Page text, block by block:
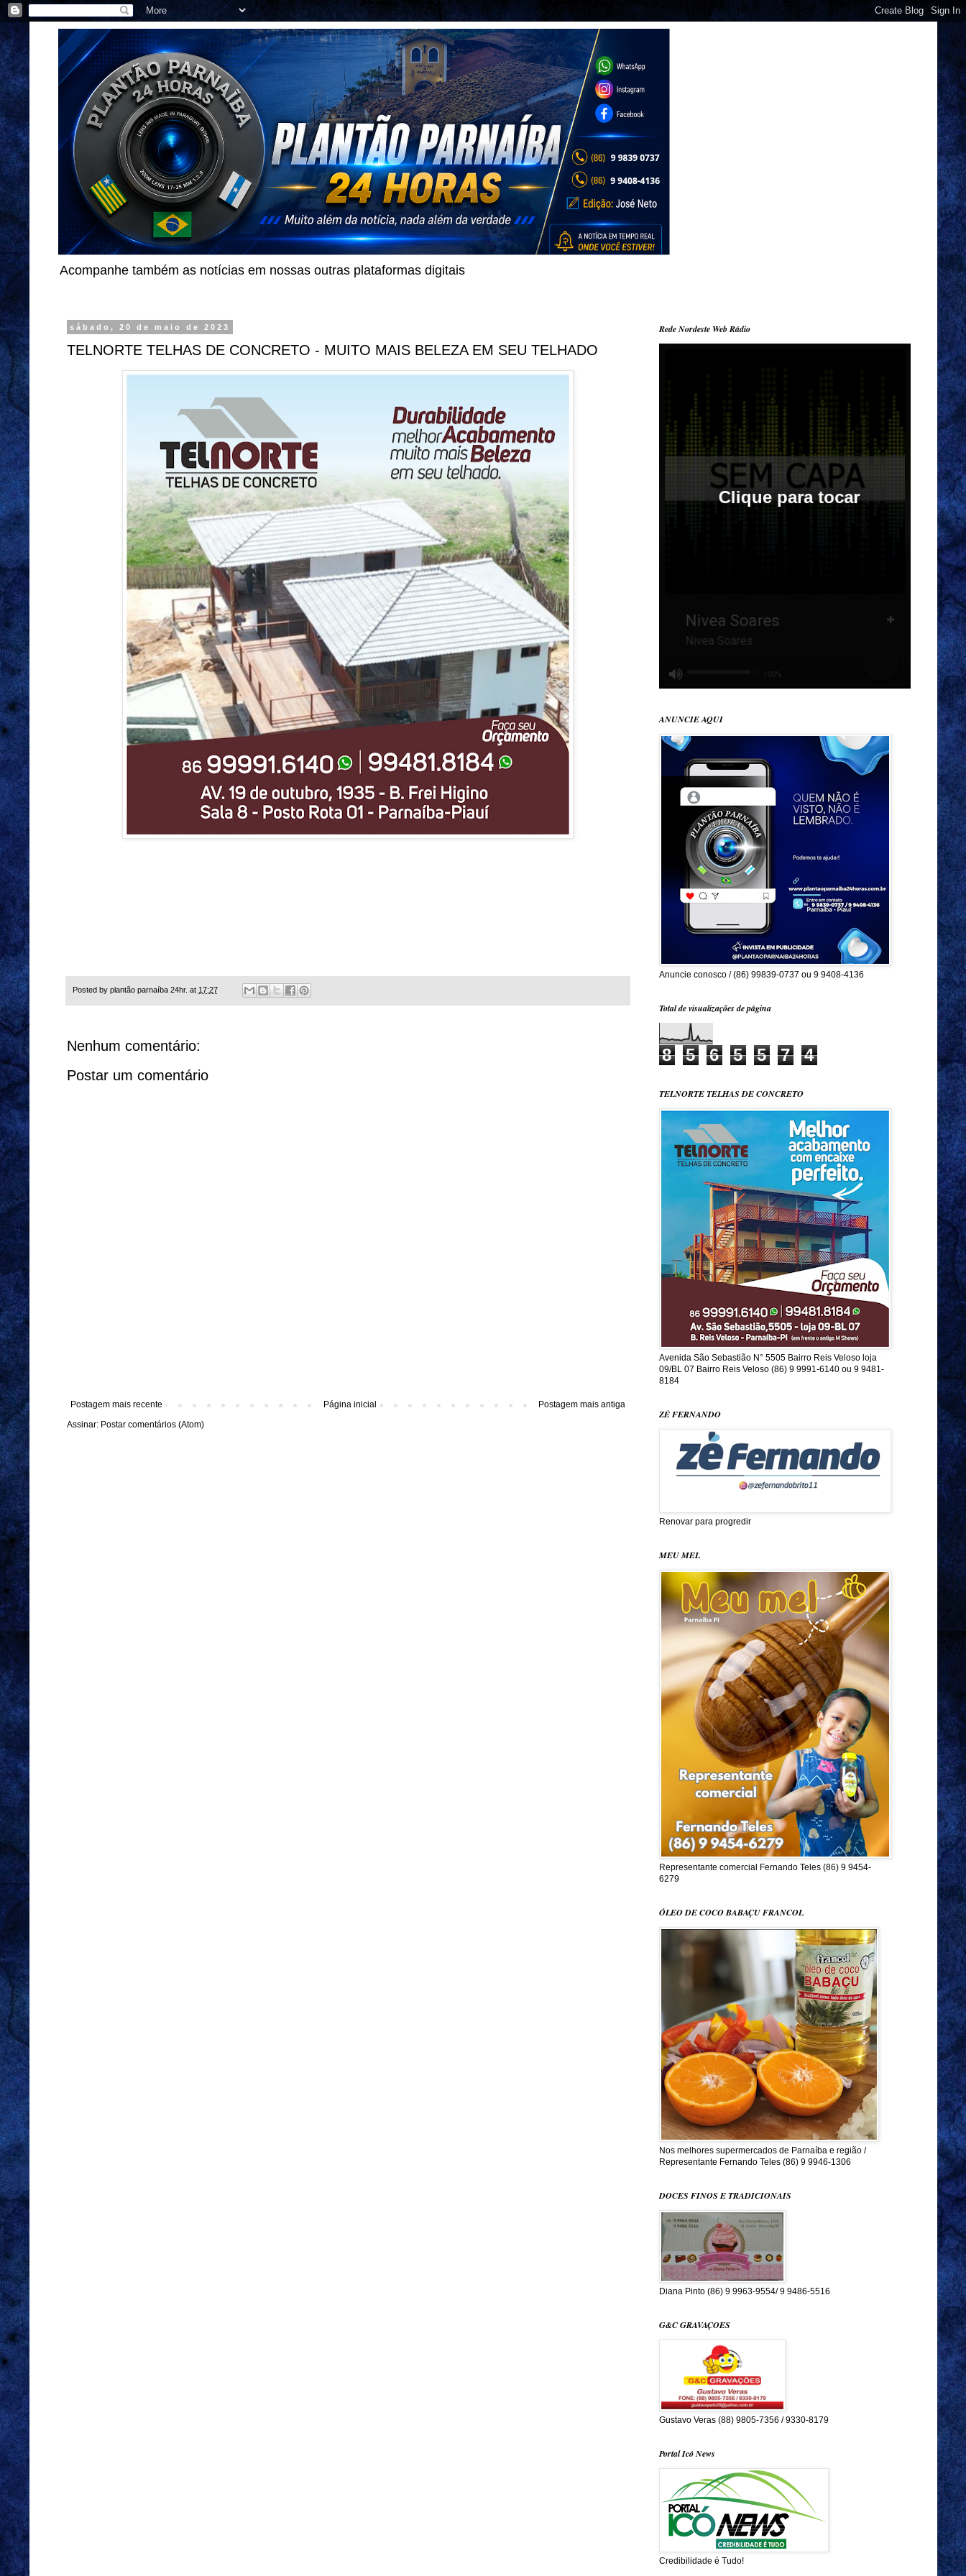
Acompanhe também as notícias em nossas outras plataformas digitais
sábado, 20 de maio de 2023
TELNORTE TELHAS DE CONCRETO - MUITO MAIS BELEZA EM SEU TELHADO
Posted by plantão parnaíba 24hr. at 17:27
Nenhum comentário:
Postar um comentário
Postagem mais recente Postagem mais antiga
Página inicial
Assinar: Postar comentários (Atom)
Rede Nordeste Web Rádio
ANUNCIE AQUI
Anuncie conosco / (86) 99839-0737 ou 9 9408-4136
Total de visualizações de página
8 5 6 5 5 7 4
TELNORTE TELHAS DE CONCRETO
Avenida São Sebastião N° 5505 Bairro Reis Veloso loja
09/BL 07 Bairro Reis Veloso (86) 9 9991-6140 ou 9 9481-
8184
ZÉ FERNANDO
Renovar para progredir
MEU MEL
Representante comercial Fernando Teles (86) 9 9454-
6279
ÓLEO DE COCO BABAÇU FRANCOL
Nos melhores supermercados de Parnaíba e região /
Representante Fernando Teles (86) 9 9946-1306
DOCES FINOS E TRADICIONAIS
Diana Pinto (86) 9 9963-9554/ 9 9486-5516
G&C GRAVAÇOES
Gustavo Veras (88) 9805-7356 / 9330-8179
Portal Icó News
Credibilidade é Tudo!